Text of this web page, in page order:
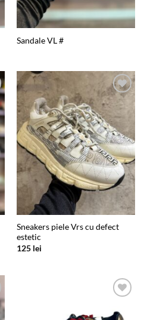
Sandale VL #
Add to
wishlist
Sneakers piele Vrs cu defect
estetic
125 lei
wishlist